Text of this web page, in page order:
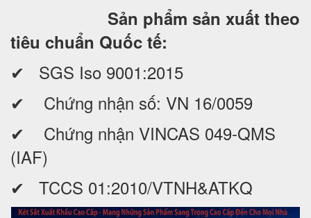
Sản phẩm sản xuất theo
tiêu chuẩn Quốc tế:
✔ SGS Iso 9001:2015
✔ Chứng nhận số: VN 16/0059
✔ Chứng nhận VINCAS 049-QMS
(IAF)
✔ TCCS 01:2010/VTNH&ATKQ